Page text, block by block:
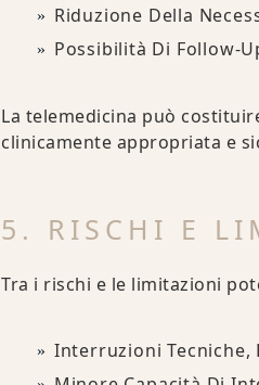
Riduzione Della
Possibilità Di Follow-
La telemedicina può
clinicamente appropriata e
5. RISCHI E
Tra i rischi e le limitazioni
Interruzioni Tecniche,